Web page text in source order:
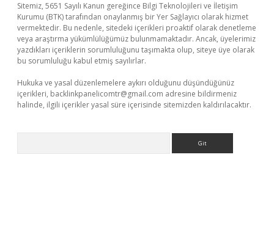
Sitemiz, 5651 Sayılı Kanun gereğince Bilgi Teknolojileri ve İletişim
Kurumu (BTK) tarafından onaylanmış bir Yer Sağlayıcı olarak hizmet
vermektedir. Bu nedenle, sitedeki içerikleri proaktif olarak denetleme
veya araştırma yükümlülüğümüz bulunmamaktadır. Ancak, üyelerimiz
yazdıkları içeriklerin sorumluluğunu taşımakta olup, siteye üye olarak
bu sorumluluğu kabul etmiş sayılırlar.
Hukuka ve yasal düzenlemelere aykırı olduğunu düşündüğünüz
içerikleri, backlinkpanelicomtr@gmail.com adresine bildirmeniz
halinde, ilgili içerikler yasal süre içerisinde sitemizden kaldırılacaktır.